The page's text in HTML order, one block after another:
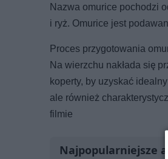
Nazwa omurice pochodzi
i ryż. Omurice jest
Proces przygotowania
Na wierzchu nakłada się
koperty, by uzyskać
ale również
filmie
Najpopularniejsze